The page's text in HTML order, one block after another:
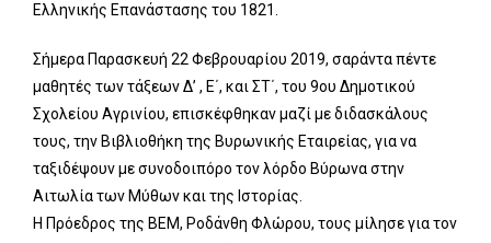
Ελληνικής Επανάστασης του 1821.
Σήμερα Παρασκευή 22 Φεβρουαρίου 2019, σαράντα πέντε
μαθητές των τάξεων Δ’ , Ε΄, και ΣΤ΄, του 9ου Δημοτικού
Σχολείου Αγρινίου, επισκέφθηκαν μαζί με διδασκάλους
τους, την Βιβλιοθήκη της Βυρωνικής Εταιρείας, για να
ταξιδέψουν με συνοδοιπόρο τον λόρδο Βύρωνα στην
Αιτωλία των Μύθων και της Ιστορίας.
Η Πρόεδρος της ΒΕΜ, Ροδάνθη Φλώρου, τους μίλησε για τον